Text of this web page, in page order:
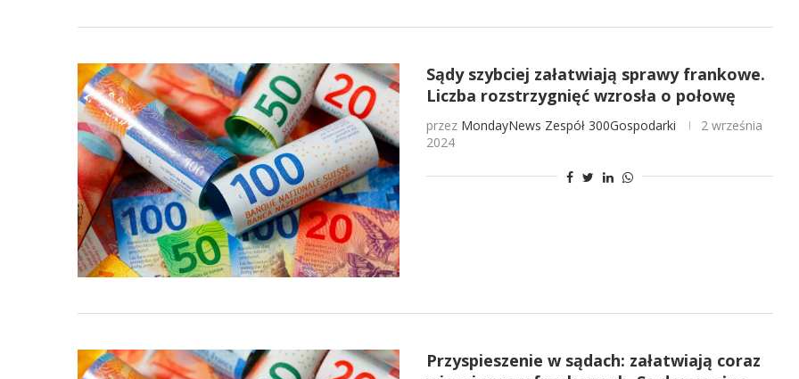
Sądy szybciej załatwiają sprawy frankowe.
Liczba rozstrzygnięć wzrosła o połowę
przez MondayNews Zespół 300Gospodarki
2 września
2024
Przyspieszenie w sądach: załatwiają coraz